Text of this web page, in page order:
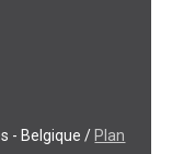
- Belgique / Plan